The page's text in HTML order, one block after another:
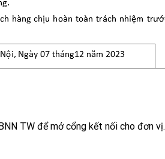
TW để mở cổng kết nối cho đơn vị.